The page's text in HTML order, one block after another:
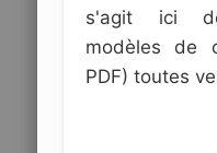
s'agit ici
modèles de
PDF) toutes